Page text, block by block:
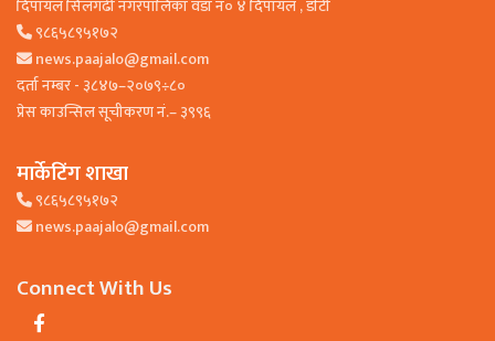
दिपायल सिलगढी नगरपालिका वडा न० ४ दिपायल , डाेटी
९८६५८९५१७२
news.paajalo@gmail.com
दर्ता नम्बर - ३८४७–२०७९÷८०
प्रेस काउन्सिल सूचीकरण नं.– ३९९६
मार्केटिंग शाखा
९८६५८९५१७२
news.paajalo@gmail.com
Connect With Us